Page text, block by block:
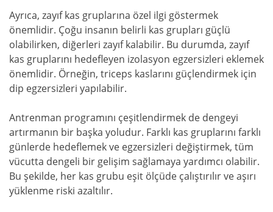
Ayrıca, zayıf kas gruplarına özel ilgi göstermek
önemlidir. Çoğu insanın belirli kas grupları güçlü
olabilirken, diğerleri zayıf kalabilir. Bu durumda, zayıf
kas gruplarını hedefleyen izolasyon egzersizleri eklemek
önemlidir. Örneğin, triceps kaslarını güçlendirmek için
dip egzersizleri yapılabilir.
Antrenman programını çeşitlendirmek de dengeyi
artırmanın bir başka yoludur. Farklı kas gruplarını farklı
günlerde hedeflemek ve egzersizleri değiştirmek, tüm
vücutta dengeli bir gelişim sağlamaya yardımcı olabilir.
Bu şekilde, her kas grubu eşit ölçüde çalıştırılır ve aşırı
yüklenme riski azaltılır.